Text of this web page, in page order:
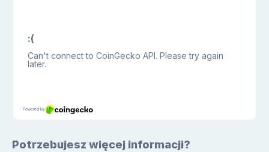
Potrzebujesz więcej informacji?